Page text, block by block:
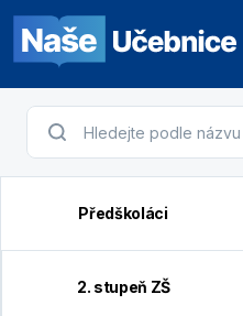
Předškoláci
2. stupeň ZŠ